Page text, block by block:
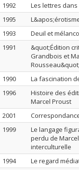
1992
Les lettres
1995
1993
Deuil et
1991
&quot;Édition
Grandbois et
Rousseau&quot;
1990
La fascination
1996
Histoire des
Marcel Proust
2001
1999
Le langage
perdu de
interculturelle
1994
Le regard